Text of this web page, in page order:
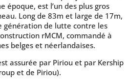
époque, est l’un des plus gros
Long de 83m et large de 17m,
génération de lutte contre les
rMCM, commandé à
belges et néerlandaises.
assurée par Piriou et par Kership
et de Piriou).